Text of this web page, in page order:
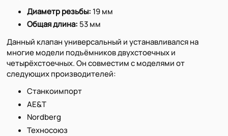
Диаметр резьбы: 19 мм
Общая длина: 53 мм
Данный клапан универсальный и устанавливался на
многие модели подъёмников двухстоечных и
четырёхстоечных. Он совместим с моделями от
следующих производителей:
Станкоимпорт
AE&T
Nordberg
Техносоюз